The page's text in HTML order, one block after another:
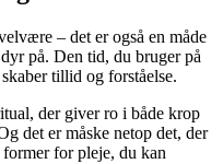
– det er også en måde
på. Den tid, du bruger på
tillid og forståelse.
der giver ro i både krop
det er måske netop det, der
former for pleje, du kan